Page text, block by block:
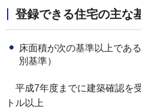
登録できる住宅の主な
床面積が次の基準以上であ
別基準）
平成7年度までに建築確認を
トル以上